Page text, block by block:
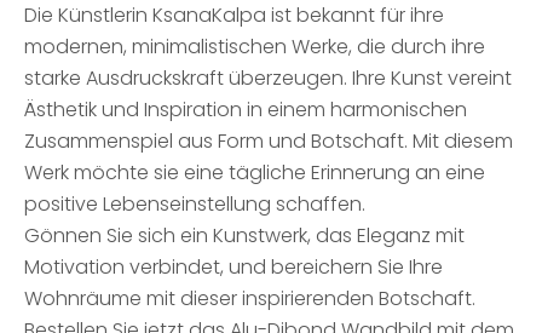
Die Künstlerin KsanaKalpa ist bekannt für ihre
modernen, minimalistischen Werke, die durch ihre
starke Ausdruckskraft überzeugen. Ihre Kunst vereint
Ästhetik und Inspiration in einem harmonischen
Zusammenspiel aus Form und Botschaft. Mit diesem
Werk möchte sie eine tägliche Erinnerung an eine
positive Lebenseinstellung schaffen.
Gönnen Sie sich ein Kunstwerk, das Eleganz mit
Motivation verbindet, und bereichern Sie Ihre
Wohnräume mit dieser inspirierenden Botschaft.